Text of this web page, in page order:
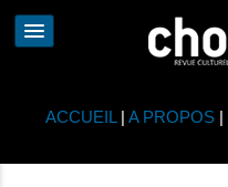
ACCUEIL | A PROPOS|